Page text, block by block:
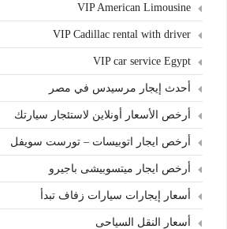
VIP American Limousine
VIP Cadillac rental with driver
VIP car service Egypt
أحدث إيجار مرسيدس في مصر
أرخص الأسعار أونلاين لاستئجار سيارتك
أرخص ايجار اتوبيسات – تورست سويفل
أرخص ايجار ميتسوبيشى باجيرو
أسعار إيجارات سيارات زفاف تبدأ
أسعار النقل السياحى